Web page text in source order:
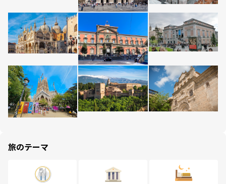
旅のテーマ